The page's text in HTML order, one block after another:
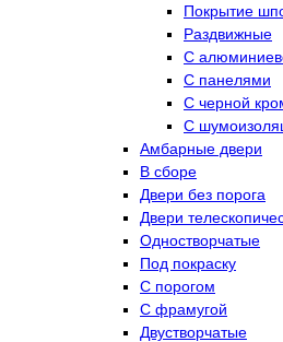
Покрытие
Раздвижные
С
С панелями
С черной
С
Амбарные двери
В сборе
Двери без порога
Двери
Одностворчатые
Под покраску
С порогом
С фрамугой
Двустворчатые